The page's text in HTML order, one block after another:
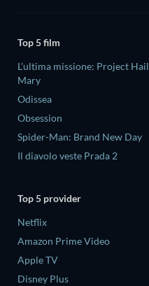
Top 5 film
L'ultima missione: Project Hail
Mary
Odissea
Obsession
Spider-Man: Brand New Day
Il diavolo veste Prada 2
Top 5 provider
Netflix
Amazon Prime Video
Apple TV
Disney Plus